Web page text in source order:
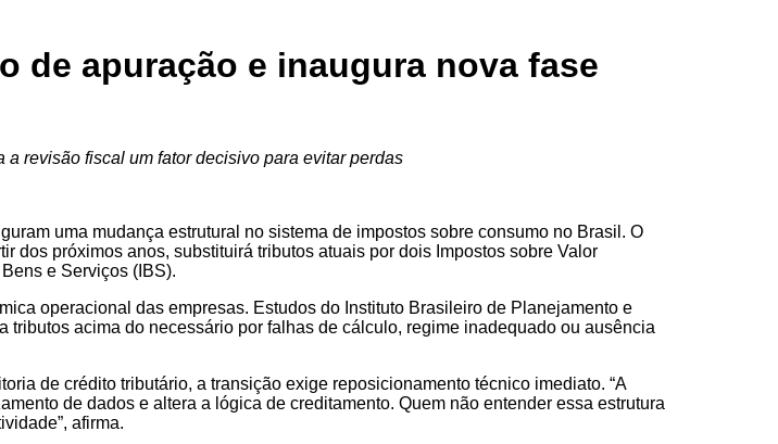
de apuração e inaugura nova fase
revisão fiscal um fator decisivo para evitar perdas
uma mudança estrutural no sistema de impostos sobre consumo no Brasil. O
dos próximos anos, substituirá tributos atuais por dois Impostos sobre Valor
e Serviços (IBS).
operacional das empresas. Estudos do Instituto Brasileiro de Planejamento e
acima do necessário por falhas de cálculo, regime inadequado ou ausência
de crédito tributário, a transição exige reposicionamento técnico imediato. “A
de dados e altera a lógica de creditamento. Quem não entender essa estrutura
afirma.